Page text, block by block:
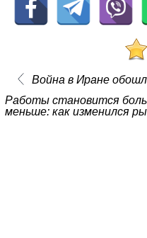
Война в Иране
Работы становится
меньше: как изменился